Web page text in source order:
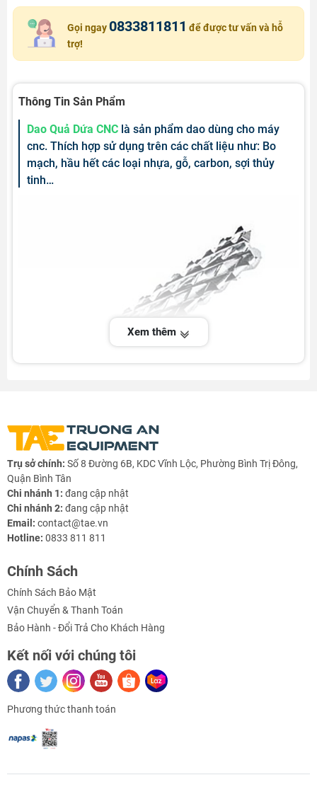
Gọi ngay 0833811811 để được tư vấn và hỗ
trợ!
Thông Tin Sản Phẩm
Dao Quả Dứa CNC là sản phẩm dao dùng cho máy
cnc. Thích hợp sử dụng trên các chất liệu như: Bo
mạch, hầu hết các loại nhựa, gỗ, carbon, sợi thủy
tinh…
Xem thêm
Trụ sở chính: Số 8 Đường 6B, KDC Vĩnh Lộc, Phường Bình Trị Đông,
Quận Bình Tân
Chi nhánh 1: đang cập nhật
Chi nhánh 2: đang cập nhật
Email: contact@tae.vn
Hotline: 0833 811 811
Chính Sách
Chính Sách Bảo Mật
Vận Chuyển & Thanh Toán
Bảo Hành - Đổi Trả Cho Khách Hàng
Kết nối với chúng tôi
Phương thức thanh toán